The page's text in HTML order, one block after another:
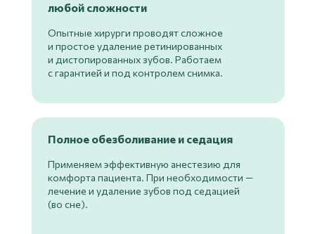
Опытные хирурги проводят сложное
и простое удаление ретинированных
и дистопированных зубов. Работаем
с гарантией и под контролем снимка.
любой сложности
Полное обезболивание и седация
Применяем эффективную анестезию для
комфорта пациента. При необходимости —
лечение и удаление зубов под седацией
(во сне).